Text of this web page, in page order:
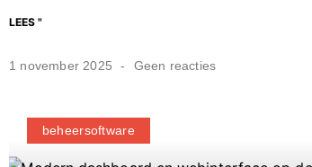
LEES "
1 november 2025 Geen reacties
beheersoftware